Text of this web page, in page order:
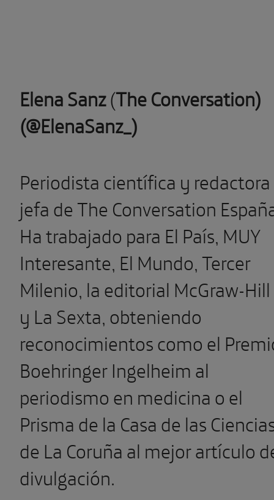
Elena Sanz(The Conversation)
(@ElenaSanz_)
Periodista científica y redactora
jefa de The Conversation
Ha trabajado para El País, MUY
Interesante, El Mundo, Tercer
Milenio, la editorial McGraw-Hill
y La Sexta, obteniendo
reconocimientos como el
Boehringer Ingelheim al
periodismo en medicina o el
Prisma de la Casa de las
de La Coruña al mejor artículo
divulgación.